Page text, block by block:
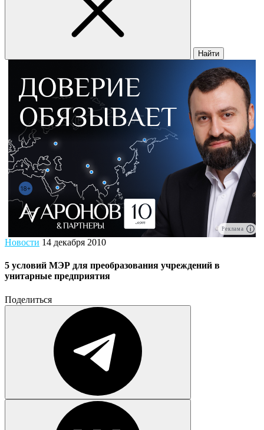
Найти
Реклама
Новости 14 декабря 2010
5 условий МЭР для преобразования учреждений в
унитарные предприятия
Поделиться